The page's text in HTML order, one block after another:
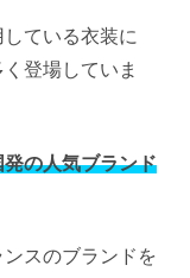
ている衣装に
登場していま
発の人気ブランド
スのブランドを